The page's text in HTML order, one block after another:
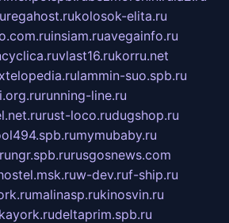
regahost.rukolosok-elita.ru
insiam.ruavegainfo.ru
vlast16.rukorru.net
lammin-suo.spb.ru
running-line.ru
rust-loco.rudugshop.ru
mymubaby.ru
ngr.spb.rurusgosnews.com
w-dev.ruf-ship.ru
malinasp.rukinosvin.ru
deltaprim.spb.ru